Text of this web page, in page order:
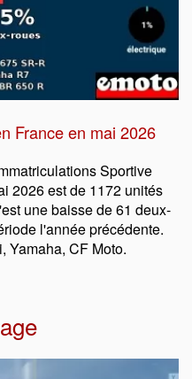
France en mai 2026
Sportive
2026 est de 1172 unités
une baisse de 61 deux-
l'année précédente.
Yamaha, CF Moto.